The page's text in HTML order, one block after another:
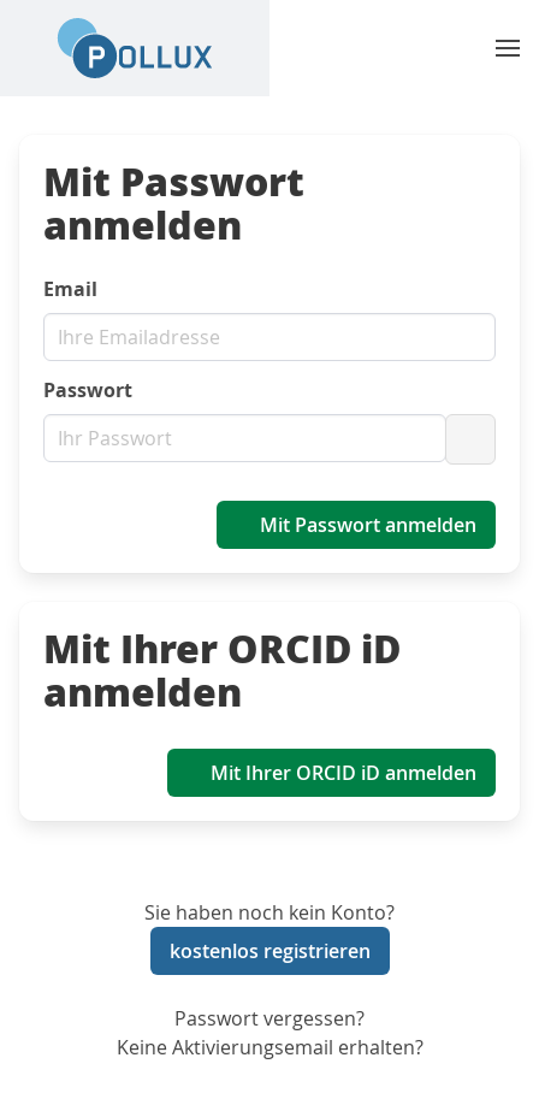
Mit Passwort
anmelden
Email
Passwort
Mit Passwort anmelden
Mit Ihrer ORCID iD
anmelden
Mit Ihrer ORCID iD anmelden
Sie haben noch kein Konto?
kostenlos registrieren
Passwort vergessen?
Keine Aktivierungsemail erhalten?